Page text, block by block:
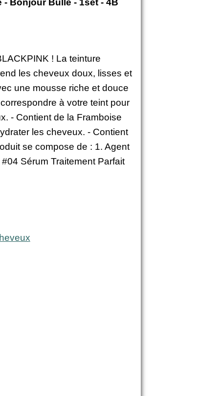
- Bonjour Bulle - 1set - 4B
! La teinture
les cheveux doux, lisses et
une mousse riche et douce
à votre teint pour
- Contient de la Framboise
les cheveux. - Contient
se compose de : 1. Agent
Sérum Traitement Parfait